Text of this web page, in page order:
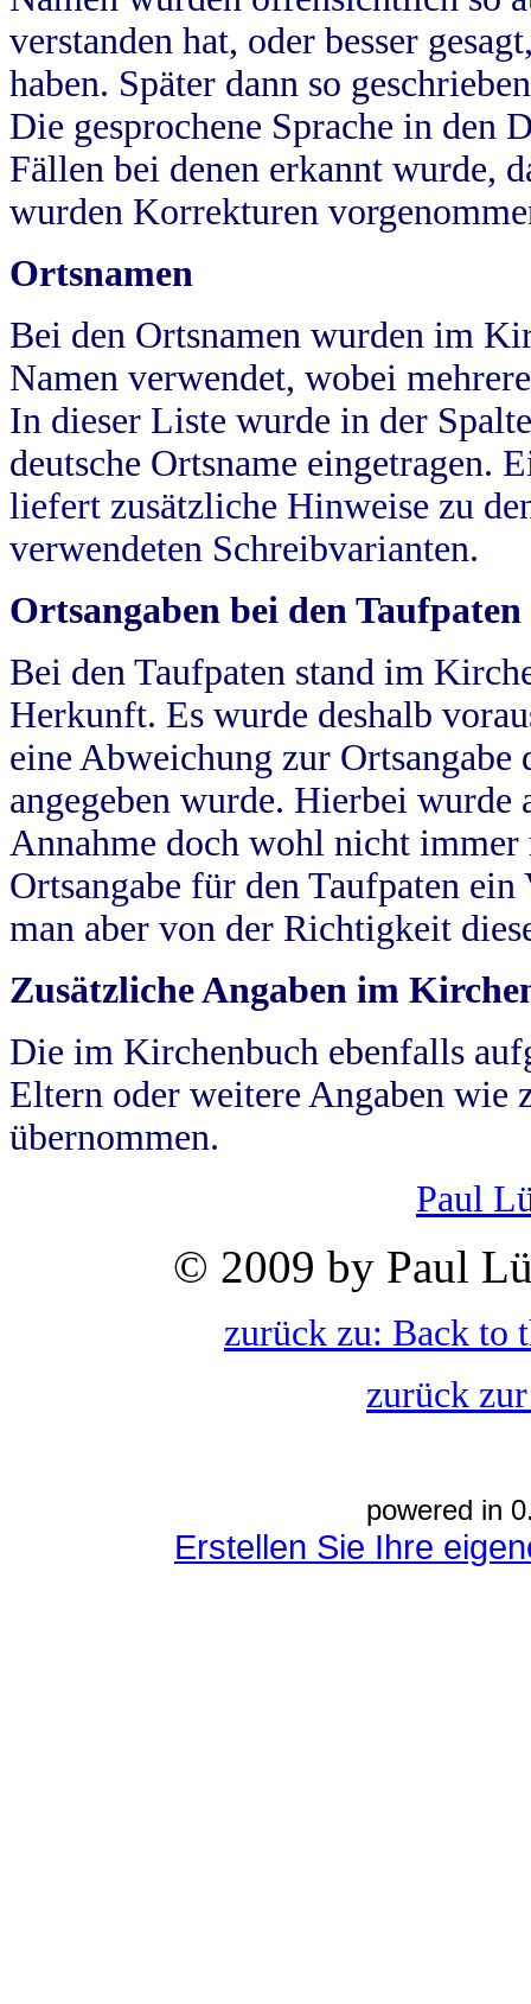
verstanden hat, oder besser
haben. Später dann so
Die gesprochene Sprache in
Fällen bei denen erkannt wurde,
wurden Korrekturen
Ortsnamen
Bei den Ortsnamen wurden im
Namen verwendet, wobei
In dieser Liste wurde in der
deutsche Ortsname eingetragen.
liefert zusätzliche Hinweise zu
verwendeten Schreibvarianten.
Ortsangaben bei den Taufpaten
Bei den Taufpaten stand im
Herkunft. Es wurde deshalb
eine Abweichung zur
angegeben wurde. Hierbei wurde
Annahme doch wohl nicht
Ortsangabe für den Taufpaten
man aber von der Richtigkeit
Zusätzliche Angaben im
Die im Kirchenbuch ebenfalls
Eltern oder weitere Angaben wie
übernommen.
Paul
© 2009 by Paul
zurück zu: Back to
zurück
powered in
Erstellen Sie Ihre